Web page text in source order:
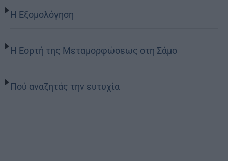
Η Εξομολόγηση
Η Εορτή της Μεταμορφώσεως στη Σάμο
Πού αναζητάς την ευτυχία